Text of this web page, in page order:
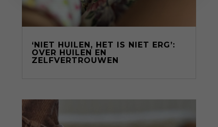
‘NIET HUILEN, HET IS NIET ERG’:
OVER HUILEN EN
ZELFVERTROUWEN